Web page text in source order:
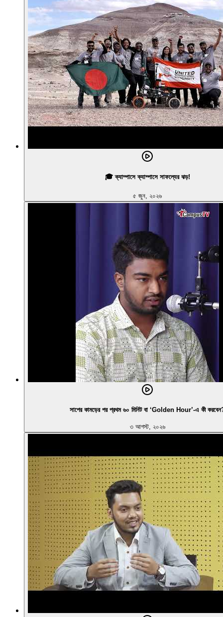
🎓 ক্যাম্পাসে ক্যাম্পাসে সাফল্যের ঝড়!
৫ জুন, ২০২৬
সাপের কামড়ের পর প্রথম ৬০ মিনিট বা ‘Golden Hour’-এ কী
৩ আগস্ট, ২০২৬